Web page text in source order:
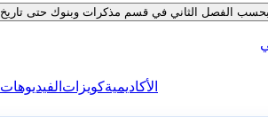
الثاني في قسم مذكرات وبنوك حتى تاريخ 06-08-2026
الأكاديميةكويزات الفيديوهات